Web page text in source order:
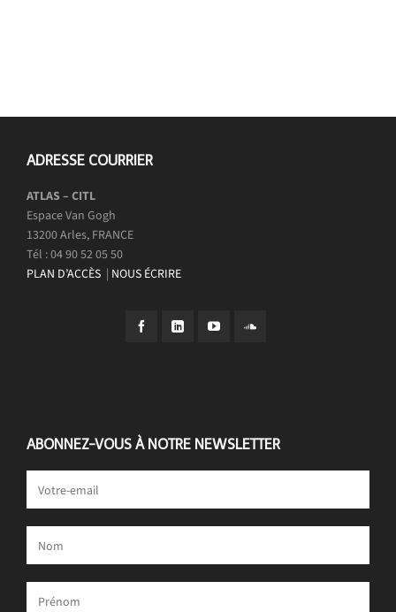
ADRESSE COURRIER
ATLAS – CITL
Espace Van Gogh
13200 Arles, FRANCE
Tél : 04 90 52 05 50
PLAN D’ACCÈS | NOUS ÉCRIRE
ABONNEZ-VOUS À NOTRE NEWSLETTER